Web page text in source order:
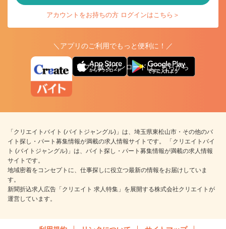
アカウントをお持ちの方 ログインはこちら＞
＼アプリのご利用でもっと便利に！／
アプリ版ダウンロードはこちらから
「クリエイトバイト (バイトジャングル)」は、埼玉県東松山市・その他のバ
イト探し・パート募集情報が満載の求人情報サイトです。 「クリエイトバイ
ト (バイトジャングル)」は、バイト探し・パート募集情報が満載の求人情報
サイトです。
地域密着をコンセプトに、仕事探しに役立つ最新の情報をお届けしていま
す。
新聞折込求人広告「クリエイト 求人特集」を展開する株式会社クリエイトが
運営しています。